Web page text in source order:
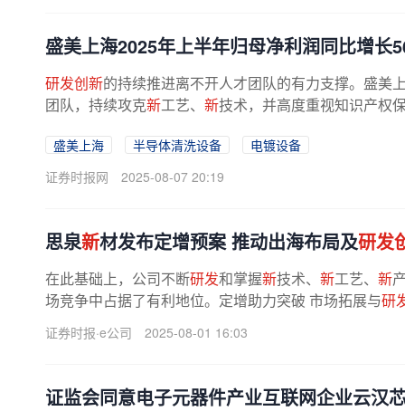
盛美上海2025年上半年归母净利润同比增长
研发创新的持续推进离不开人才团队的有力支撑。盛美
团队，持续攻克新工艺、 新技术，并高度重视知识产权
盛美上海 半导体清洗设备
电镀设备
证券时报网
2025-08-07 20:19
思泉新材发布定增预案 推动出海布局及研发
在此基础上，公司不断研发和掌握新技术、 新工艺、 新
场竞争中占据了有利地位。定增助力突破 市场拓展与研
材战略布局的关键一步，旨在进一步...
证券时报·e公司 2025-08-01 16:03
证监会同意电子元器件产业互联网企业云汉